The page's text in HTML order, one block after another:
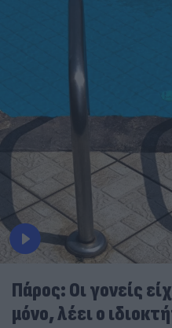
Πάρος: Οι γονείς
μόνο, λέει ο